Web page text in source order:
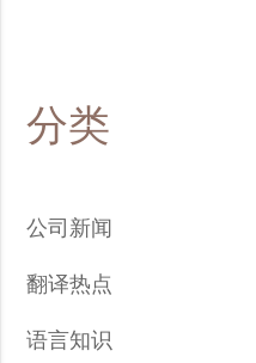
分类
公司新闻
翻译热点
语言知识